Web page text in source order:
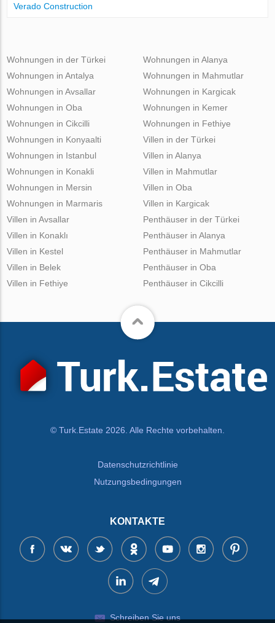
Verado Construction
Wohnungen in der Türkei
Wohnungen in Antalya
Wohnungen in Avsallar
Wohnungen in Oba
Wohnungen in Cikcilli
Wohnungen in Alanya
Wohnungen in Mahmutlar
Wohnungen in Kargicak
Wohnungen in Kemer
Wohnungen in Fethiye
Wohnungen in Konyaalti
Wohnungen in Istanbul
Wohnungen in Konakli
Wohnungen in Mersin
Wohnungen in Marmaris
Villen in der Türkei
Villen in Alanya
Villen in Mahmutlar
Villen in Oba
Villen in Kargicak
Villen in Avsallar
Villen in Konaklı
Villen in Kestel
Villen in Belek
Villen in Fethiye
Penthäuser in der Türkei
Penthäuser in Alanya
Penthäuser in Mahmutlar
Penthäuser in Oba
Penthäuser in Cikcilli
© Turk.Estate 2026. Alle Rechte vorbehalten.
Datenschutzrichtlinie
Nutzungsbedingungen
KONTAKTE
Schreiben Sie uns